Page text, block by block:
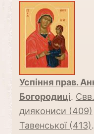
Успіння прав.
Богородиці.
диякониси (409)
Тавенської (413).